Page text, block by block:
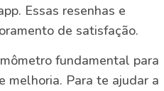
Essas resenhas e
de satisfação.
fundamental para
Para te ajudar a